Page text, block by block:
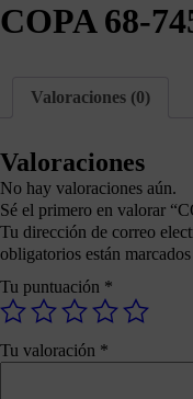
COPA 68-
Valoraciones (0)
Valoraciones
No hay valoraciones aún.
Sé el primero en valorar
Tu dirección de correo
obligatorios están
Tu puntuación *
Tu valoración *